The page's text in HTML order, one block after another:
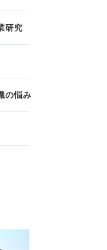
研究
の悩み